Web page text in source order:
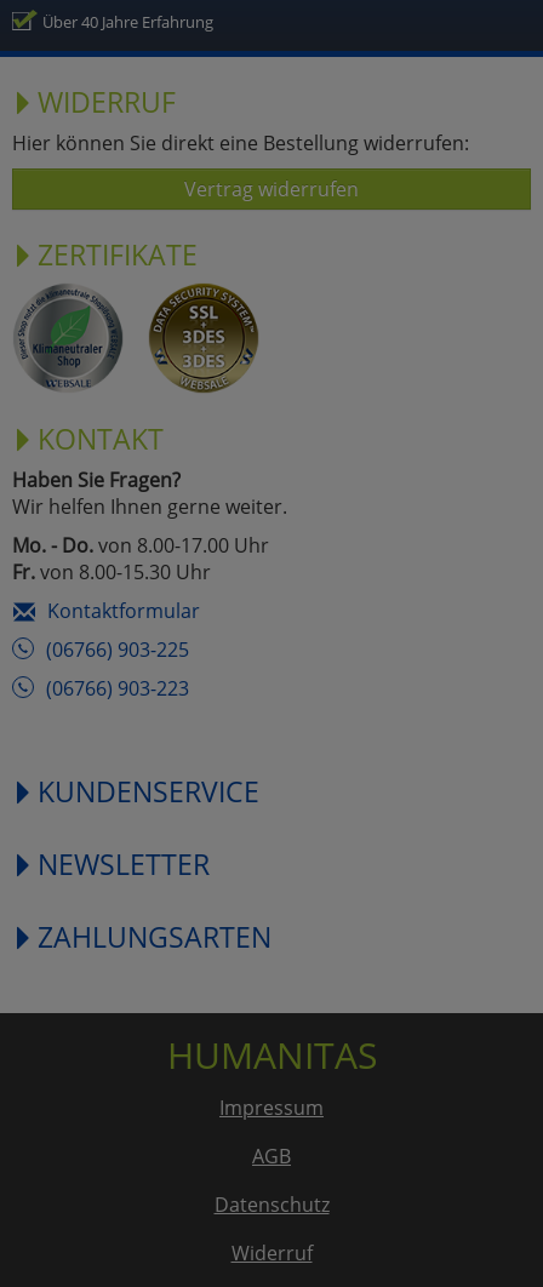
Über 40 Jahre Erfahrung
WIDERRUF
Hier können Sie direkt eine Bestellung widerrufen:
Vertrag widerrufen
ZERTIFIKATE
KONTAKT
Haben Sie Fragen?
Wir helfen Ihnen gerne weiter.
Mo. - Do.von 8.00-17.00 Uhr
Fr.von 8.00-15.30 Uhr
Kontaktformular
(06766) 903-225
(06766) 903-223
KUNDENSERVICE
NEWSLETTER
ZAHLUNGSARTEN
HUMANITAS
Impressum
AGB
Datenschutz
Widerruf